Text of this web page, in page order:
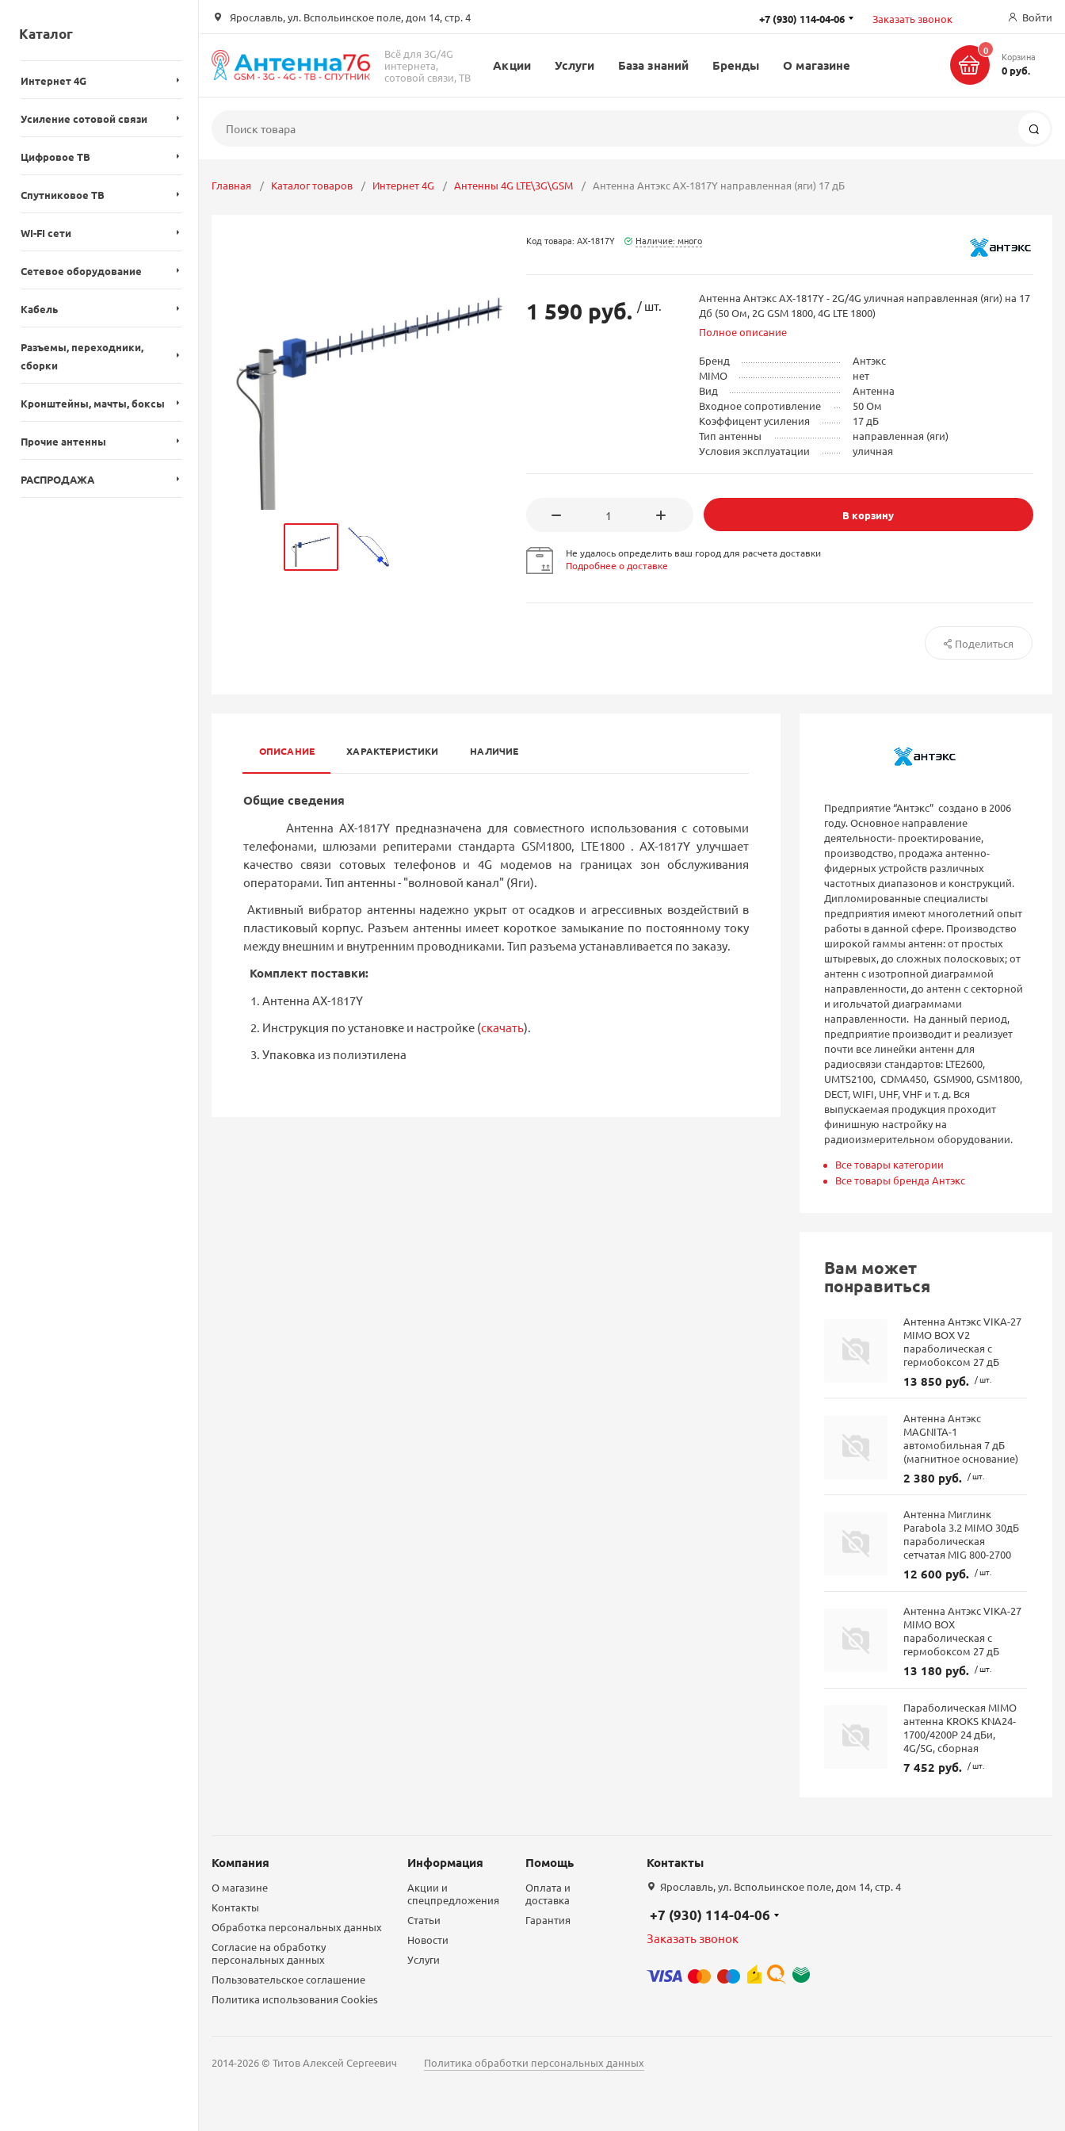
Ярославль, ул. Вспольинское поле, дом 14, стр. 4 +7 (930) 114-04-06 Заказать звонок Войти
Всё для 3G/4G
интернета,
сотовой связи, ТВ
Акции Услуги База знаний Бренды О магазине
0 Корзина
0 руб.
Каталог
Интернет 4G
Усиление сотовой связи
Цифровое ТВ
Спутниковое ТВ
WI-FI сети
Сетевое оборудование
Кабель
Разъемы, переходники,
сборки
Кронштейны, мачты, боксы
Прочие антенны
РАСПРОДАЖА
Главная Каталог товаров Интернет 4G Антенны 4G LTE\3G\GSM Антенна Антэкс AX-1817Y направленная (яги) 17 дБ
Код товара: AX-1817Y Наличие: много
1 590 руб. / шт.
Антенна Антэкс AX-1817Y - 2G/4G уличная направленная (яги) на 17
Дб (50 Ом, 2G GSM 1800, 4G LTE 1800)
Полное описание
Бренд
Антэкс
MIMO
нет
Вид
Антенна
Входное сопротивление
50 Ом
Коэффицент усиления
17 дБ
Тип антенны
направленная (яги)
Условия эксплуатации
уличная
В корзину
Не удалось определить ваш город для расчета доставки
Подробнее о доставке
Поделиться
ОПИСАНИЕ ХАРАКТЕРИСТИКИ НАЛИЧИЕ
Общие сведения
Антенна АX-1817Y предназначена для совместного использования с сотовыми
телефонами, шлюзами репитерами стандарта GSM1800, LTE1800 . АX-1817Y улучшает
качество связи сотовых телефонов и 4G модемов на границах зон обслуживания
операторами. Тип антенны - "волновой канал" (Яги).
Активный вибратор антенны надежно укрыт от осадков и агрессивных воздействий в
пластиковый корпус. Разъем антенны имеет короткое замыкание по постоянному току
между внешним и внутренним проводниками. Тип разъема устанавливается по заказу.
Комплект поставки:
1. Антенна АX-1817Y
2. Инструкция по установке и настройке (скачать).
3. Упаковка из полиэтилена
Предприятие “Антэкс” создано в 2006
году. Основное направление
деятельности- проектирование,
производство, продажа антенно-
фидерных устройств различных
частотных диапазонов и конструкций.
Дипломированные специалисты
предприятия имеют многолетний опыт
работы в данной сфере. Производство
широкой гаммы антенн: от простых
штыревых, до сложных полосковых; от
антенн с изотропной диаграммой
направленности, до антенн с секторной
и игольчатой диаграммами
направленности. На данный период,
предприятие производит и реализует
почти все линейки антенн для
радиосвязи стандартов: LTE2600,
UMTS2100, CDMA450, GSM900, GSM1800,
DECT, WIFI, UHF, VHF и т. д. Вся
выпускаемая продукция проходит
финишную настройку на
радиоизмерительном оборудовании.
Все товары категории
Все товары бренда Антэкс
Вам может
понравиться
Антенна Антэкс VIKA-27
MIMO BOX V2
параболическая с
гермобоксом 27 дБ
13 850 руб. / шт.
Антенна Антэкс
MAGNITA-1
автомобильная 7 дБ
(магнитное основание)
2 380 руб. / шт.
Антенна Миглинк
Parabola 3.2 MIMO 30дБ
параболическая
сетчатая MIG 800-2700
12 600 руб. / шт.
Антенна Антэкс VIKA-27
MIMO BOX
параболическая с
гермобоксом 27 дБ
13 180 руб. / шт.
Параболическая MIMO
антенна KROKS KNA24-
1700/4200P 24 дБи,
4G/5G, сборная
7 452 руб. / шт.
Компания
О магазине
Контакты
Обработка персональных данных
Согласие на обработку
персональных данных
Пользовательское соглашение
Политика использования Сookies
Информация
Акции и
спецпредложения
Статьи
Новости
Услуги
Помощь
Оплата и
доставка
Гарантия
Контакты
Ярославль, ул. Вспольинское поле, дом 14, стр. 4
+7 (930) 114-04-06
Заказать звонок
2014-2026 © Титов Алексей Сергеевич Политика обработки персональных данных